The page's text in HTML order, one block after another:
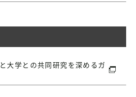
大学との共同研究を深めるガ